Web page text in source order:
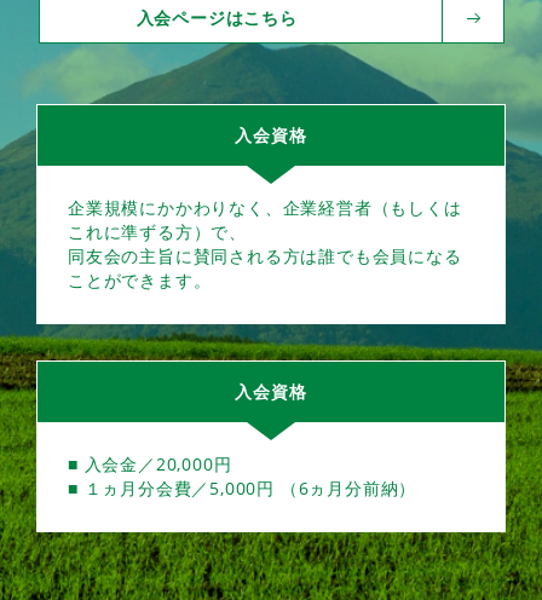
入会ページはこちら
入会資格
企業規模にかかわりなく、企業経営者（もしくは
これに準ずる方）で、
同友会の主旨に賛同される方は誰でも会員になる
ことができます。
入会資格
■ 入会金／20,000円
■ １ヵ月分会費／5,000円 （6ヵ月分前納）